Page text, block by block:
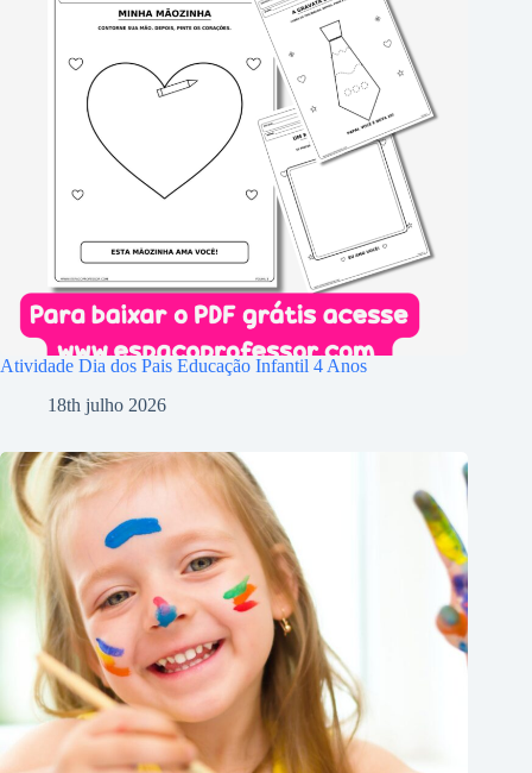
Atividade Dia dos Pais Educação Infantil 4 Anos
18th julho 2026